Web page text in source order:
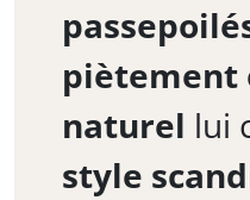
piètement
naturel lui
style